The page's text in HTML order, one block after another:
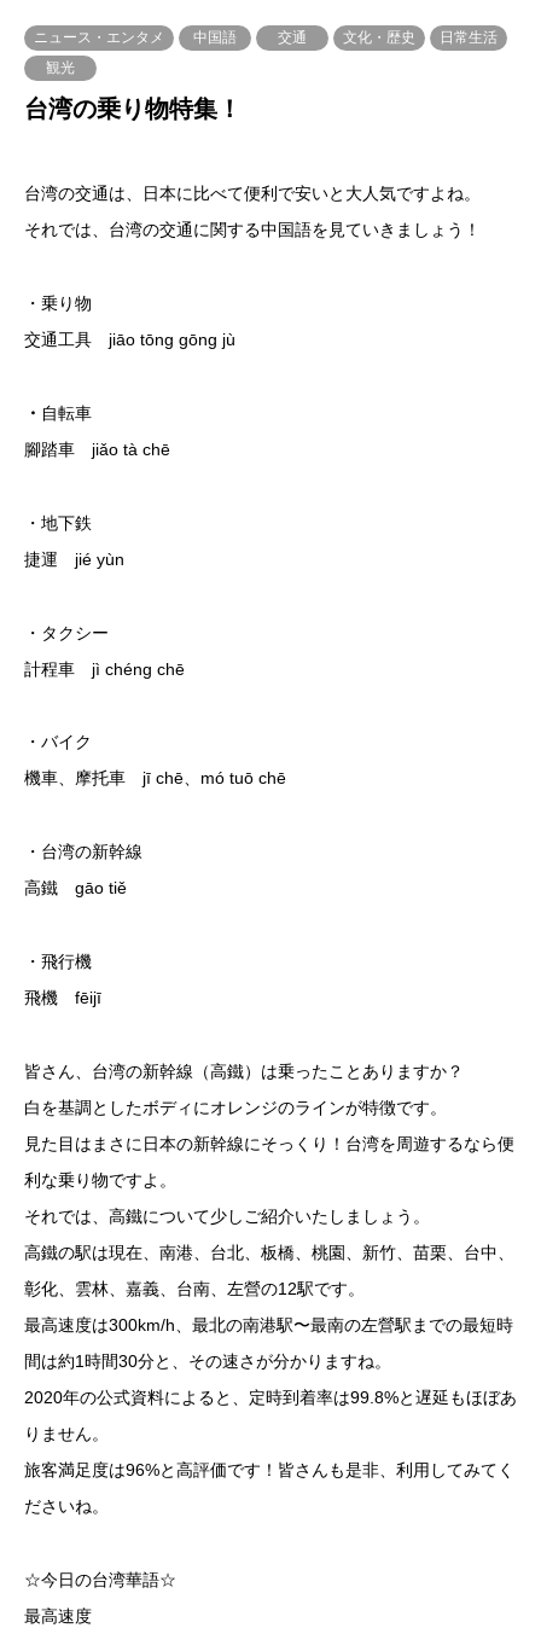
ニュース・エンタメ 中国語 交通 文化・歴史
日常生活
観光
台湾の乗り物特集！
台湾の交通は、日本に比べて便利で安いと大人気ですよね。
それでは、台湾の交通に関する中国語を見ていきましょう！
・乗り物
交通工具 jiāo tōng gōng jù
・ 自転車
腳踏車 jiǎo tà chē
・地下鉄
捷運 jié yùn
・タクシー
計程車 jì chéng chē
・バイク
機車、摩托車 jī chē、mó tuō chē
・台湾の新幹線
高鐵 gāo tiě
・飛行機
飛機 fēijī
皆さん、台湾の新幹線（高鐵）は乗ったことありますか？
白を基調としたボディにオレンジのラインが特徴です。
見た目はまさに日本の新幹線にそっくり！台湾を周遊するなら便
利な乗り物ですよ。
それでは、高鐵について少しご紹介いたしましょう。
高鐵の駅は現在、南港、台北、板橋、桃園、新竹、苗栗、台中、
彰化、雲林、嘉義、台南、左營の12駅です。
最高速度は300km/h、最北の南港駅〜最南の左營駅までの最短時
間は約1時間30分と、その速さが分かりますね。
2020年の公式資料によると、定時到着率は99.8%と遅延もほぼあ
りません。
旅客満足度は96%と高評価です！皆さんも是非、利用してみてく
ださいね。
☆今日の台湾華語☆
最高速度